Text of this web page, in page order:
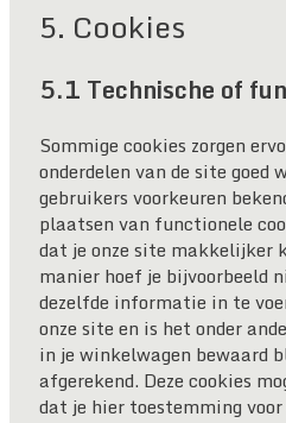
5. Cookies
5.1 Technische of
Sommige cookies zorgen
onderdelen van de site goed
gebruikers voorkeuren
plaatsen van functionele
dat je onze site makkelijker
manier hoef je bijvoorbeeld
dezelfde informatie in te
onze site en is het onder
in je winkelwagen bewaard
afgerekend. Deze cookies
dat je hier toestemming